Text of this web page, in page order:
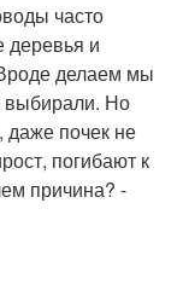
часто
деревья и
Вроде делаем мы
выбирали. Но
даже почек не
погибают к
причина? -